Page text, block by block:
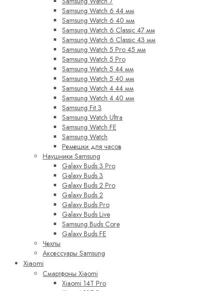
Samsung Watch 6 44 мм
Samsung Watch 6 40 мм
Samsung Watch 6 Classic 47 мм
Samsung Watch 6 Classic 43 мм
Samsung Watch 5 Pro 45 мм
Samsung Watch 5 Pro
Samsung Watch 5 44 мм
Samsung Watch 5 40 мм
Samsung Watch 4 44 мм
Samsung Watch 4 40 мм
Samsung Fit 3
Samsung Watch Ultra
Samsung Watch FE
Samsung Watch
Ремешки для часов
Наушники Samsung
Galaxy Buds 3 Pro
Galaxy Buds 3
Galaxy Buds 2 Pro
Galaxy Buds 2
Galaxy Buds Pro
Galaxy Buds Live
Samsung Buds Core
Galaxy Buds FE
Чехлы
Аксессуары Samsung
Xiaomi
Смартфоны Xiaomi
Xiaomi 14T Pro